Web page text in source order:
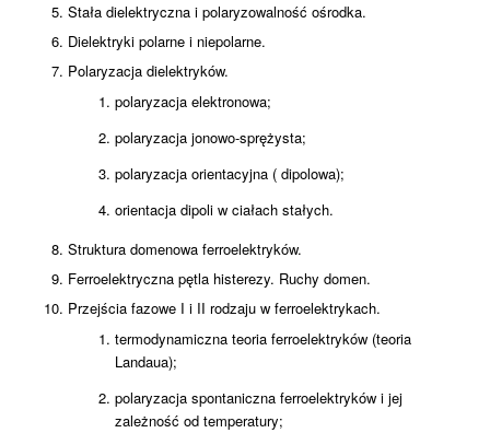
Stała dielektryczna i polaryzowalność ośrodka.
Dielektryki polarne i niepolarne.
Polaryzacja dielektryków.
polaryzacja elektronowa;
polaryzacja jonowo-sprężysta;
polaryzacja orientacyjna ( dipolowa);
orientacja dipoli w ciałach stałych.
Struktura domenowa ferroelektryków.
Ferroelektryczna pętla histerezy. Ruchy domen.
Przejścia fazowe I i II rodzaju w ferroelektrykach.
termodynamiczna teoria ferroelektryków (teoria
Landaua);
polaryzacja spontaniczna ferroelektryków i jej
zależność od temperatury;